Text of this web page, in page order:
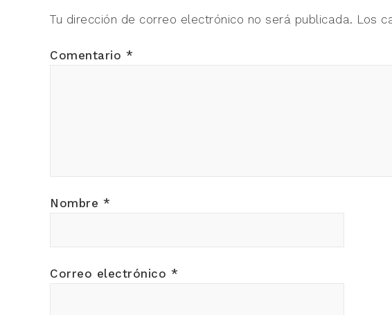
Tu dirección de correo electrónico no será publicada. Los
Comentario *
Nombre *
Correo electrónico *